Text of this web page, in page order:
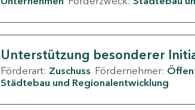
Unterstützung besonderer
Förderart: Zuschuss Fördernehmer:
Städtebau und Regionalentwicklung